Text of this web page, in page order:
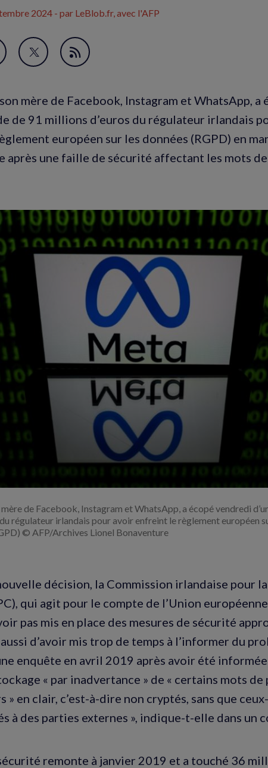
2024 - par LeBlob.fr, avec l'AFP
Partager
Twitter
(nouvelle
Flux
mère de Facebook, Instagram et WhatsApp, a
de 91 millions d’euros du régulateur irlandais
européen sur les données (RGPD) en
après une faille de sécurité affectant les mots de
Agrandir
l'image
de Facebook, Instagram et WhatsApp, a écopé vendredi
régulateur irlandais pour avoir enfreint le règlement européen
© AFP/Archives Lionel Bonaventure
décision, la Commission irlandaise pour
qui agit pour le compte de l’Union
pas mis en place des mesures de sécurité
d’avoir mis trop de temps à l’informer du
enquête en avril 2019 après avoir été
« par inadvertance » de « certains mots de
» en clair, c’est-à-dire non cryptés, sans que
à des parties externes », indique-t-elle dans un
remonte à janvier 2019 et a touché 36